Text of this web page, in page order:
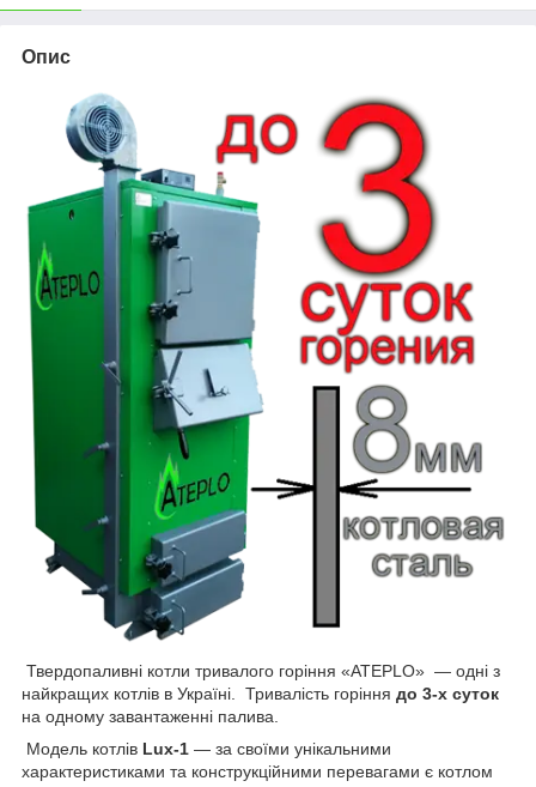
Опис
Твердопаливні котли тривалого горіння «ATEPLO» — одні з
найкращих котлів в Україні. Тривалість горіння до 3-х суток
на одному завантаженні палива.
Модель котлів Lux-1 — за своїми унікальними
характеристиками та конструкційними перевагами є котлом